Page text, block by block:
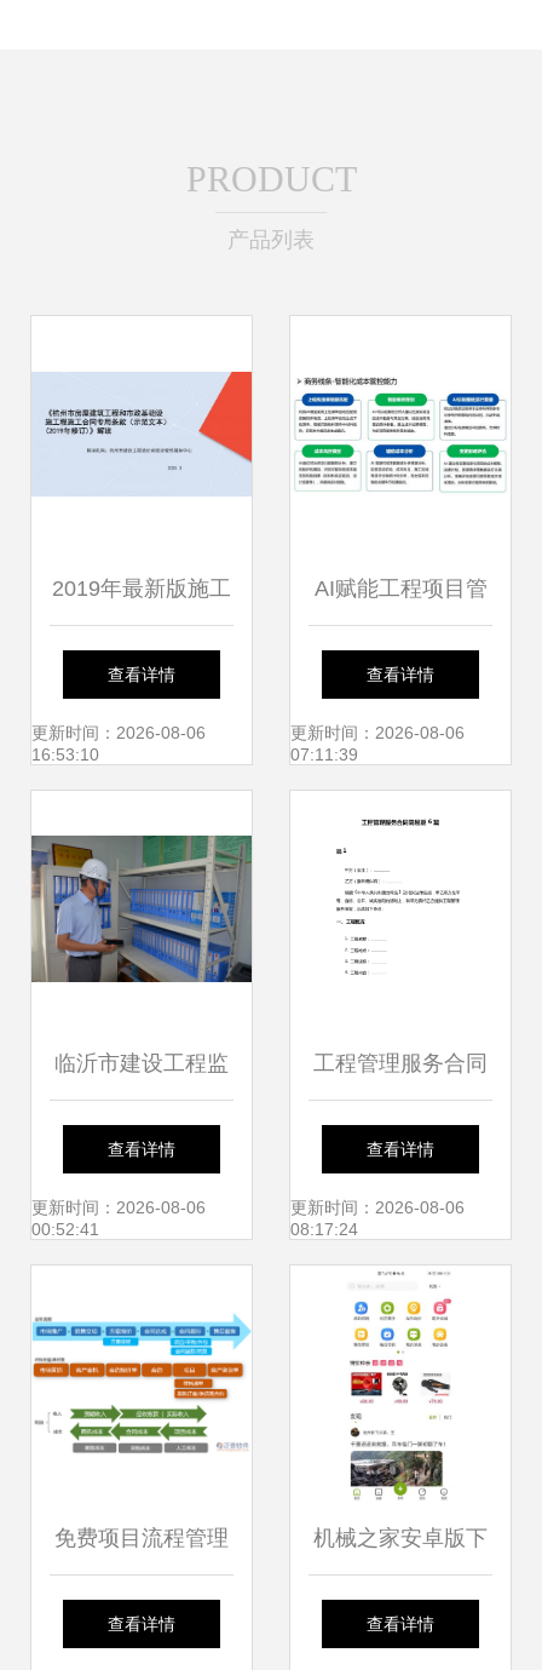
PRODUCT
产品列表
2019年最新版施工
合同专用条款修订
解析 工程造价咨询
查看详情
更新时间：2026-08-06
16:53:10
AI赋能工程项目管
理 第十九届信息化
发展大会上益企联
程造价咨询新业态
查看详情
更新时间：2026-08-06
07:11:39
临沂市建设工程监
理咨询转型升级初
见成效 全面迎接发
服务
查看详情
更新时间：2026-08-06
00:52:41
工程管理服务合同
与工程造价咨询业
务的协同应用指南
查看详情
更新时间：2026-08-06
08:17:24
免费项目流程管理
系统在工程造价咨
查看详情
机械之家安卓版下
载 高效工程管理服
查看详情